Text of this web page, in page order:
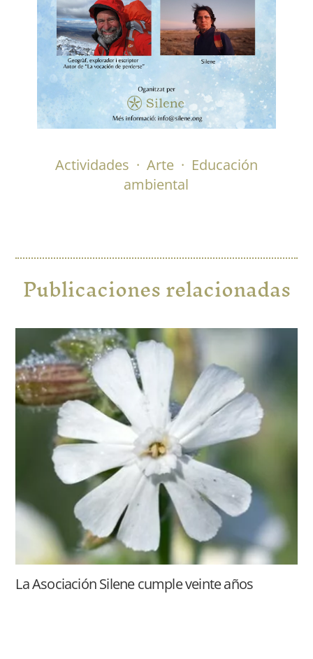
Actividades · Arte · Educación
ambiental
Publicaciones relacionadas
La Asociación Silene cumple veinte años